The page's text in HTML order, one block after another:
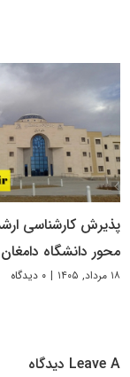
پذیرش کارشناسی
محور دانشگاه دامغان ۱۴۰۵
۱۸ مرداد, ۱۴۰۵ | ۰ دیدگاه
Leave A دیدگاه